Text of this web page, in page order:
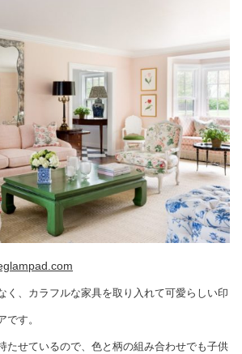
く、カラフルな家具を取り入れて可愛らしい印
です。
たせているので、色と柄の組み合わせでも子供